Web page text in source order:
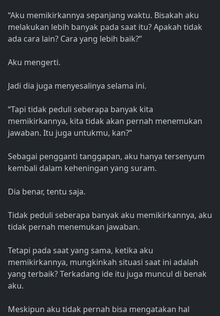
“Aku memikirkannya sepanjang waktu. Bisakah aku
melakukan lebih banyak pada saat itu? Apakah tidak
ada cara lain? Cara yang lebih baik?”
Aku mengerti.
Jadi dia juga menyesalinya selama ini.
“Tapi tidak peduli seberapa banyak kita
memikirkannya, kita tidak akan pernah menemukan
jawaban. Itu juga untukmu, kan?”
Sebagai pengganti tanggapan, aku hanya tersenyum
kembali dalam keheningan yang suram.
Dia benar, tentu saja.
Tidak peduli seberapa banyak aku memikirkannya, aku
tidak pernah menemukan jawaban.
Tetapi pada saat yang sama, ketika aku
memikirkannya, mungkinkah situasi saat ini adalah
yang terbaik? Terkadang ide itu juga muncul di benak
aku.
Meskipun aku tidak pernah bisa mengatakan hal